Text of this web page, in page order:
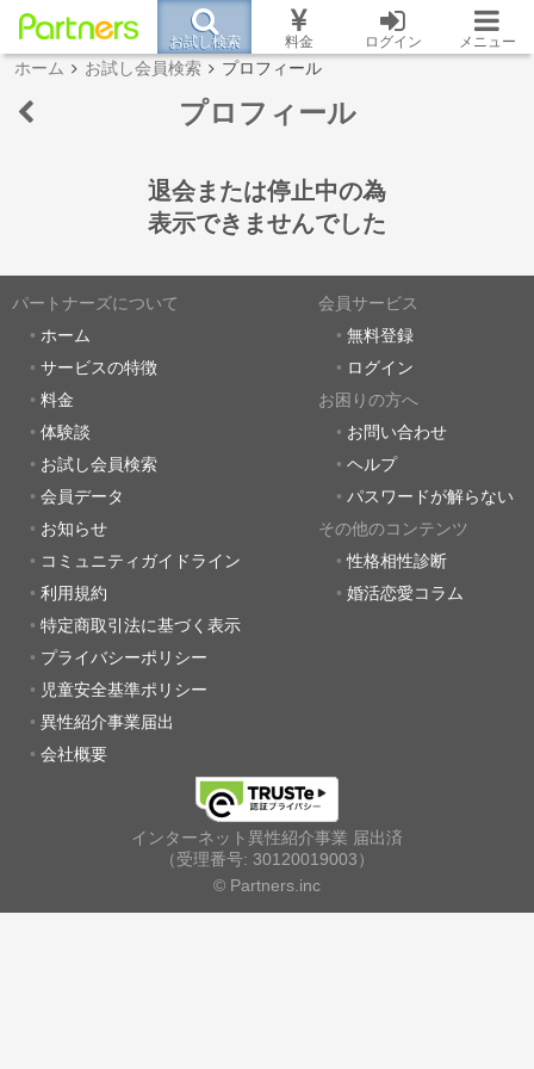
お試し検索 料金 ログイン メニュー
ホーム お試し会員検索 プロフィール
プロフィール
退会または停止中の為
表示できませんでした
パートナーズについて
ホーム
サービスの特徴
料金
体験談
お試し会員検索
会員データ
お知らせ
コミュニティガイドライン
利用規約
特定商取引法に基づく表示
プライバシーポリシー
児童安全基準ポリシー
異性紹介事業届出
会社概要
会員サービス
無料登録
ログイン
お困りの方へ
お問い合わせ
ヘルプ
パスワードが解らない
その他のコンテンツ
性格相性診断
婚活恋愛コラム
インターネット異性紹介事業 届出済
（受理番号: 30120019003）
© Partners.inc